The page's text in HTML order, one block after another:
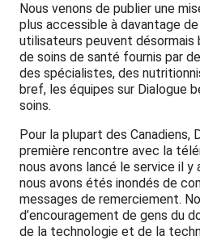
Nous venons de publier une
plus accessible à davantage
utilisateurs peuvent désormais
de soins de santé fournis par
des spécialistes, des
bref, les équipes sur Dialogue
soins.
Pour la plupart des Canadiens,
première rencontre avec la
nous avons lancé le service il y
nous avons étés inondés de
messages de remerciement.
d’encouragement de gens du
de la technologie et de la